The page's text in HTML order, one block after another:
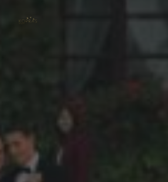
Najczęściej